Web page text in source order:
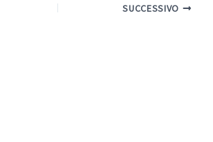
SUCCESSIVO